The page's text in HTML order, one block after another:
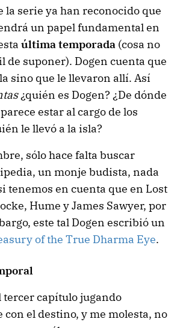
la serie ya han reconocido que
un papel fundamental en
última temporada (cosa no
de suponer). Dogen cuenta que
sino que le llevaron allí. Así
¿quién es Dogen? ¿De dónde
estar al cargo de los
le llevó a la isla?
sólo hace falta buscar
un monje budista, nada
tenemos en cuenta que en Lost
Hume y James Sawyer, por
este tal Dogen escribió un
of the True Dharma Eye.
tercer capítulo jugando
con el destino, y me molesta, no